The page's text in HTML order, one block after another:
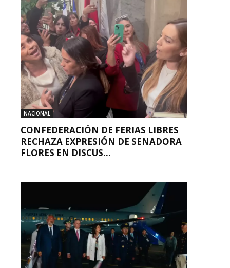
NACIONAL
CONFEDERACIÓN DE FERIAS LIBRES
RECHAZA EXPRESIÓN DE SENADORA
FLORES EN DISCUS...